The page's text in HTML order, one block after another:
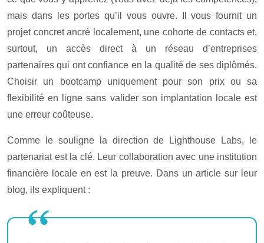
mais dans les portes qu’il vous ouvre. Il vous fournit un
projet concret ancré localement, une cohorte de contacts et,
surtout, un accès direct à un réseau d’entreprises
partenaires qui ont confiance en la qualité de ses diplômés.
Choisir un bootcamp uniquement pour son prix ou sa
flexibilité en ligne sans valider son implantation locale est
une erreur coûteuse.
Comme le souligne la direction de Lighthouse Labs, le
partenariat est la clé. Leur collaboration avec une institution
financière locale en est la preuve. Dans un article sur leur
blog, ils expliquent :